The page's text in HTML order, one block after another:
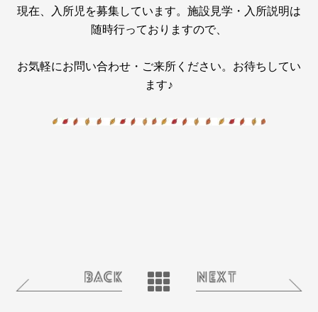
現在、入所児を募集しています。施設見学・入所説明は
随時行っておりますので、
お気軽にお問い合わせ・ご来所ください。お待ちしてい
ます♪